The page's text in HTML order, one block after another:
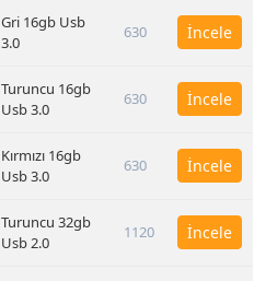
Gri 16gb Usb
3.0
630 İncele
Turuncu 16gb
Usb 3.0
630 İncele
Kırmızı 16gb
Usb 3.0
630 İncele
Turuncu 32gb
Usb 2.0
1120 İncele